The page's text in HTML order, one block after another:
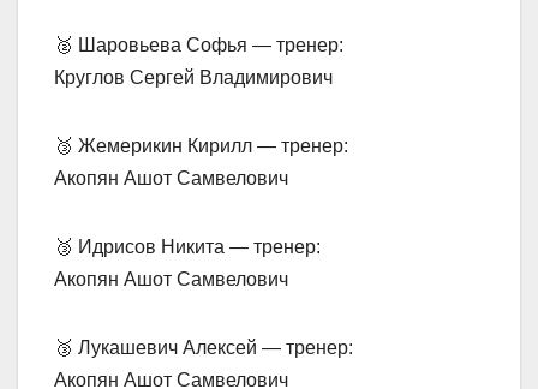
🥈 Шаровьева Софья — тренер:
Круглов Сергей Владимирович
🥉 Жемерикин Кирилл — тренер:
Акопян Ашот Самвелович
🥉 Идрисов Никита — тренер:
Акопян Ашот Самвелович
🥉 Лукашевич Алексей — тренер:
Акопян Ашот Самвелович